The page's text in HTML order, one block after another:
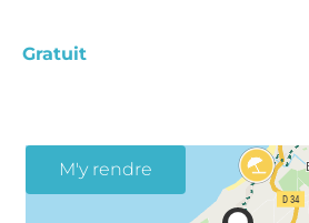
Gratuit
M'y rendre